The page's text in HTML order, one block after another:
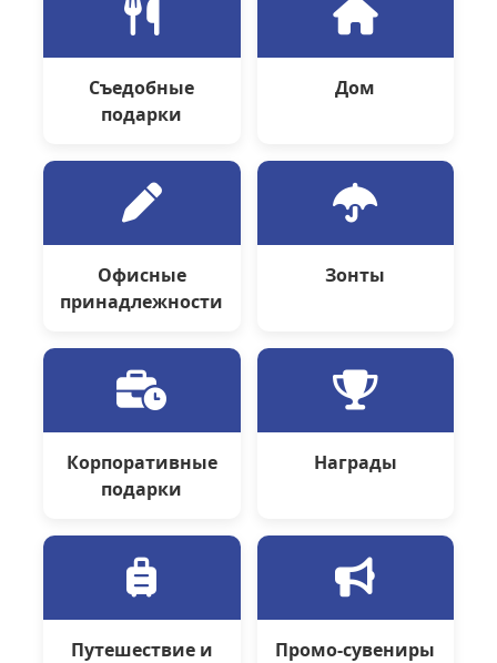
Съедобные
подарки
Дом
Офисные
принадлежности
Зонты
Корпоративные
подарки
Награды
Путешествие и
Промо-сувениры